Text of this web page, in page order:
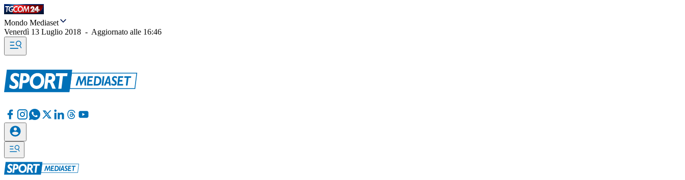
Mondo Mediaset
Venerdì 13 Luglio 2018 - Aggiornato alle 16:46